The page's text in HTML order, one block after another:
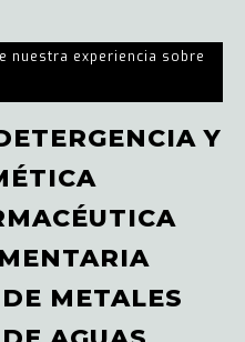
nuestra experiencia sobre
Y
METALES